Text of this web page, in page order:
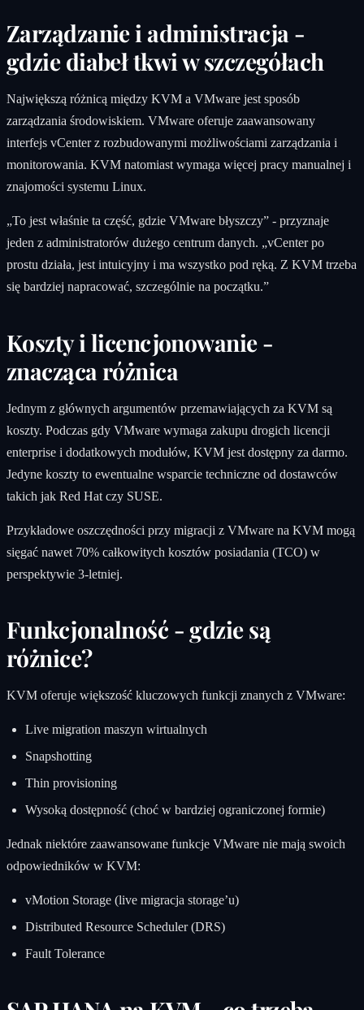
Zarządzanie i administracja -
gdzie diabeł tkwi w szczegółach
Największą różnicą między KVM a VMware jest sposób
zarządzania środowiskiem. VMware oferuje zaawansowany
interfejs vCenter z rozbudowanymi możliwościami zarządzania i
monitorowania. KVM natomiast wymaga więcej pracy manualnej i
znajomości systemu Linux.
„To jest właśnie ta część, gdzie VMware błyszczy” - przyznaje
jeden z administratorów dużego centrum danych. „vCenter po
prostu działa, jest intuicyjny i ma wszystko pod ręką. Z KVM trzeba
się bardziej napracować, szczególnie na początku.”
Koszty i licencjonowanie -
znacząca różnica
Jednym z głównych argumentów przemawiających za KVM są
koszty. Podczas gdy VMware wymaga zakupu drogich licencji
enterprise i dodatkowych modułów, KVM jest dostępny za darmo.
Jedyne koszty to ewentualne wsparcie techniczne od dostawców
takich jak Red Hat czy SUSE.
Przykładowe oszczędności przy migracji z VMware na KVM mogą
sięgać nawet 70% całkowitych kosztów posiadania (TCO) w
perspektywie 3-letniej.
Funkcjonalność - gdzie są
różnice?
KVM oferuje większość kluczowych funkcji znanych z VMware:
Live migration maszyn wirtualnych
Snapshotting
Thin provisioning
Wysoką dostępność (choć w bardziej ograniczonej formie)
Jednak niektóre zaawansowane funkcje VMware nie mają swoich
odpowiedników w KVM:
vMotion Storage (live migracja storage’u)
Distributed Resource Scheduler (DRS)
Fault Tolerance